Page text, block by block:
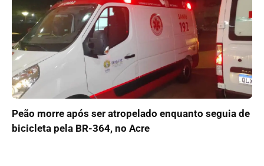
Peão morre após ser atropelado enquanto seguia de
bicicleta pela BR-364, no Acre